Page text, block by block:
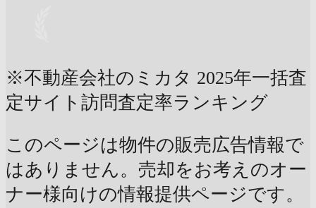
※不動産会社のミカタ 2025年一括査
定サイト訪問査定率ランキング
このページは物件の販売広告情報で
はありません。売却をお考えのオー
ナー様向けの情報提供ページです。